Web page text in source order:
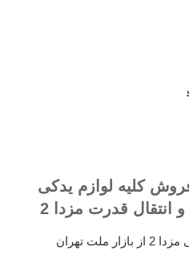
مزدا 2 – فروش کلیه لوازم یدکی
تهران